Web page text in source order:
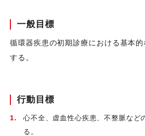
一般目標
循環器疾患の初期診療における基本
する。
行動目標
心不全、虚血性心疾患、不整脈など
る。